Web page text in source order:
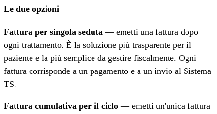
Le due opzioni
Fattura per singola seduta — emetti una fattura dopo
ogni trattamento. È la soluzione più trasparente per il
paziente e la più semplice da gestire fiscalmente. Ogni
fattura corrisponde a un pagamento e a un invio al Sistema
TS.
Fattura cumulativa per il ciclo — emetti un'unica fattura